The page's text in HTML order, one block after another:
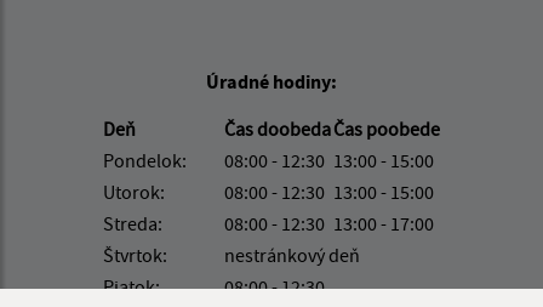
Úradné hodiny:
Deň
Čas doobedaČas poobede
Pondelok:
08:00 - 12:30 13:00 - 15:00
Utorok:
08:00 - 12:30 13:00 - 15:00
Streda:
08:00 - 12:30 13:00 - 17:00
Štvrtok:
nestránkový deň
Piatok:
08:00 - 12:30